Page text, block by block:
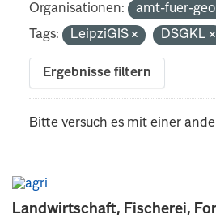
Landwirtschaft, Fischerei,
Organisationen:
amt-fuer-
Tags:
LeipziGIS DSGKL
Ergebnisse filtern
Bitte versuch es mit einer